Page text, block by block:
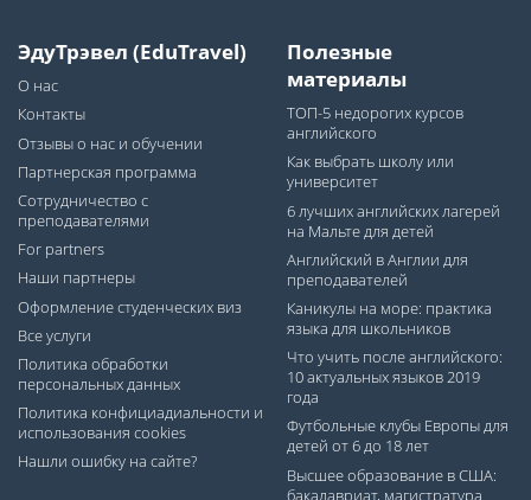
ЭдуТрэвел (EduTravel)
О нас
Контакты
Отзывы о нас и обучении
Партнерская программа
Сотрудничество с
преподавателями
For partners
Наши партнеры
Оформление студенческих виз
Все услуги
Политика обработки
персональных данных
Политика конфициадиальности и
использования cookies
Нашли ошибку на сайте?
Полезные
материалы
ТОП-5 недорогих курсов
английского
Как выбрать школу или
университет
6 лучших английских лагерей
на Мальте для детей
Английский в Англии для
преподавателей
Каникулы на море: практика
языка для школьников
Что учить после английского:
10 актуальных языков 2019
года
Футбольные клубы Европы для
детей от 6 до 18 лет
Высшее образование в США:
бакалавриат, магистратура